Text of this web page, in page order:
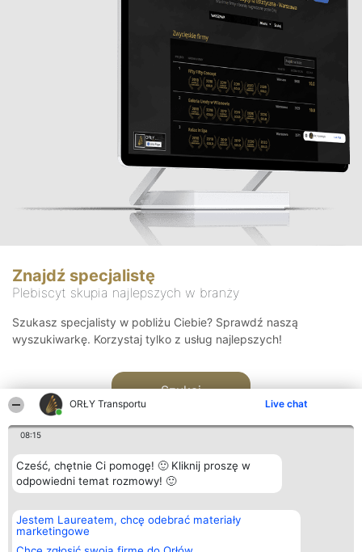
ORŁY Transportu Live chat
08:15
Cześć, chętnie Ci pomogę! 🙂 Kliknij proszę w
odpowiedni temat rozmowy! 🙂
Jestem Laureatem, chcę odebrać materiały
marketingowe
Znajdź specjalistę
Plebiscyt skupia najlepszych w branży
Szukasz specjalisty w pobliżu Ciebie? Sprawdź naszą
wyszukiwarkę. Korzystaj tylko z usług najlepszych!
Szukaj
Organizator plebiscytu
Bright Side Solutions sp. z o.
o. sp. k.
ul. Ruska 22
Plebiscyt
Laureaci
wszystkich
Kontakt
Kontakt